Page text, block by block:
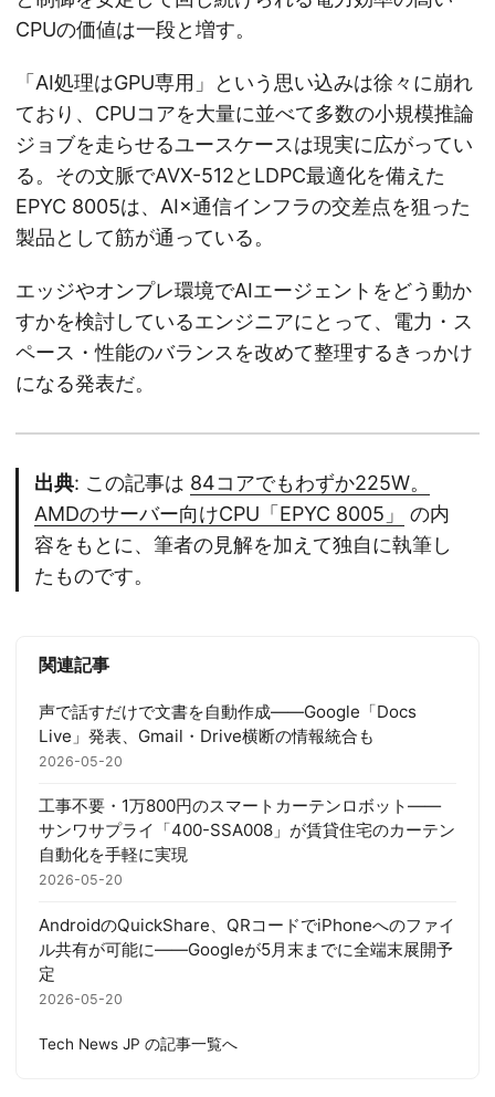
CPUの価値は一段と増す。
「AI処理はGPU専用」という思い込みは徐々に崩れ
ており、CPUコアを大量に並べて多数の小規模推論
ジョブを走らせるユースケースは現実に広がってい
る。その文脈でAVX-512とLDPC最適化を備えた
EPYC 8005は、AI×通信インフラの交差点を狙った
製品として筋が通っている。
エッジやオンプレ環境でAIエージェントをどう動か
すかを検討しているエンジニアにとって、電力・ス
ペース・性能のバランスを改めて整理するきっかけ
になる発表だ。
出典: この記事は 84コアでもわずか225W。
AMDのサーバー向けCPU「EPYC 8005」
の内
容をもとに、筆者の見解を加えて独自に執筆し
たものです。
関連記事
声で話すだけで文書を自動作成——Google「Docs
Live」発表、Gmail・Drive横断の情報統合も
2026-05-20
工事不要・1万800円のスマートカーテンロボット——
サンワサプライ「400-SSA008」が賃貸住宅のカーテン
自動化を手軽に実現
2026-05-20
AndroidのQuickShare、QRコードでiPhoneへのファイ
ル共有が可能に——Googleが5月末までに全端末展開予
定
2026-05-20
Tech News JP の記事一覧へ